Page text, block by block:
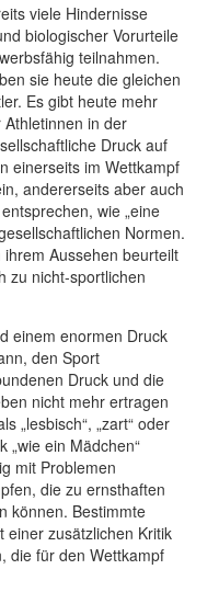
viele Hindernisse
biologischer Vorurteile
teilnahmen.
sie heute die gleichen
Es gibt heute mehr
in der
Druck auf
einerseits im Wettkampf
andererseits aber auch
wie „eine
Normen.
Aussehen beurteilt
zu nicht-sportlichen
einem enormen Druck
den Sport
Druck und die
nicht mehr ertragen
„lesbisch“, „zart“ oder
„wie ein Mädchen“
mit Problemen
die zu ernsthaften
können. Bestimmte
einer zusätzlichen Kritik
die für den Wettkampf